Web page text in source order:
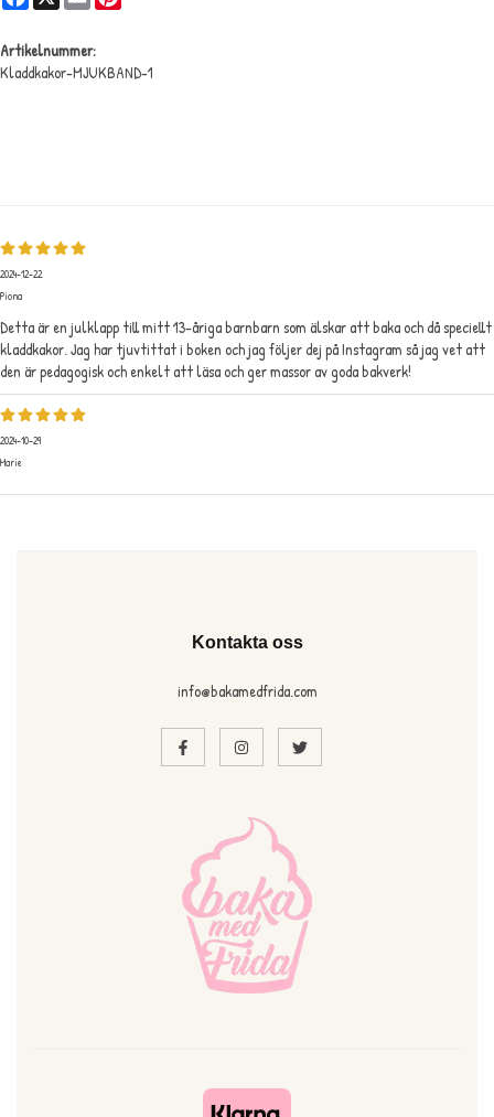
Artikelnummer:
Kladdkakor-MJUKBAND-1
2024-12-22
Piona
Detta är en julklapp till mitt 13-åriga barnbarn som älskar att baka och då speciellt
kladdkakor. Jag har tjuvtittat i boken och jag följer dej på Instagram så jag vet att
den är pedagogisk och enkelt att läsa och ger massor av goda bakverk!
2024-10-29
Marie
Kontakta oss
info@bakamedfrida.com